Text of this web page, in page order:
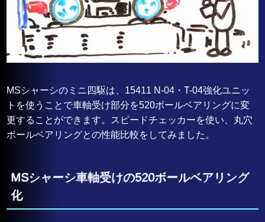
MSシャーシのミニ四駆は、15411 N-04・T-04強化ユニッ
トを使うことで車軸受け部分を520ボールベアリングに変
更することができます。スピードチェッカーを使い、丸穴
ボールベアリングとの性能比較をしてみました。
MSシャーシ車軸受けの520ボールベアリング
化